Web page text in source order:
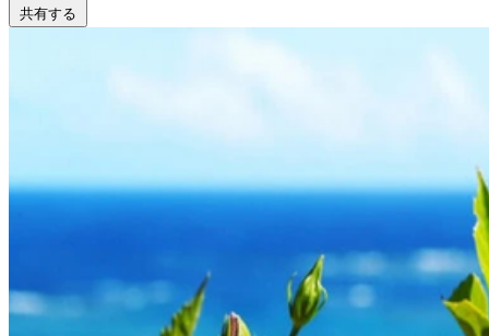
共有する